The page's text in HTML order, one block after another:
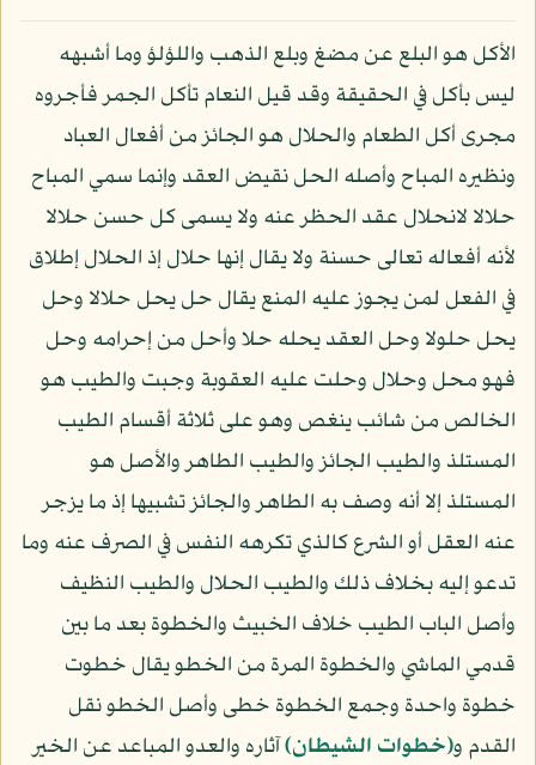
الأكل هو البلع عن مضغ وبلع الذهب واللؤلؤ وما أشبهه
ليس بأكل في الحقيقة وقد قيل النعام تأكل الجمر فأجروه
مجرى أكل الطعام والحلال هو الجائز من أفعال العباد
ونظيره المباح وأصله الحل نقيض العقد وإنما سمي المباح
حلالا لانحلال عقد الحظر عنه ولا يسمى كل حسن حلالا
لأنه أفعاله تعالى حسنة ولا يقال إنها حلال إذ الحلال إطلاق
في الفعل لمن يجوز عليه المنع يقال حل يحل حلالا وحل
يحل حلولا وحل العقد يحله حلا وأحل من إحرامه وحل
فهو محل وحلال وحلت عليه العقوبة وجبت والطيب هو
الخالص من شائب ينغص وهو على ثلاثة أقسام الطيب
المستلذ والطيب الجائز والطيب الطاهر والأصل هو
المستلذ إلا أنه وصف به الطاهر والجائز تشبيها إذ ما يزجر
عنه العقل أو الشرع كالذي تكرهه النفس في الصرف عنه وما
تدعو إليه بخلاف ذلك والطيب الحلال والطيب النظيف
وأصل الباب الطيب خلاف الخبيث والخطوة بعد ما بين
قدمي الماشي والخطوة المرة من الخطو يقال خطوت
خطوة واحدة وجمع الخطوة خطى وأصل الخطو نقل
القدم و﴿خطوات الشيطان﴾آثاره والعدو المباعد عن الخير